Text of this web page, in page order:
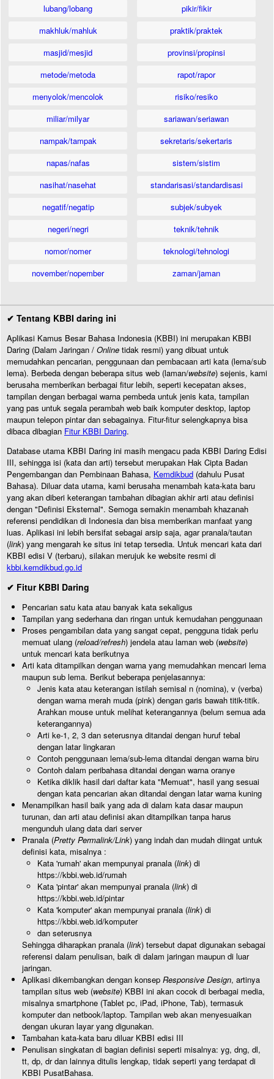
lubang/lobang
makhluk/mahluk
masjid/mesjid
metode/metoda
menyolok/mencolok
miliar/milyar
nampak/tampak
napas/nafas
nasihat/nasehat
negatif/negatip
negeri/negri
nomor/nomer
november/nopember
pikir/fikir
praktik/praktek
provinsi/propinsi
rapot/rapor
risiko/resiko
sariawan/seriawan
sekretaris/sekertaris
sistem/sistim
standarisasi/standardisasi
subjek/subyek
teknik/tehnik
teknologi/tehnologi
zaman/jaman
✔ Tentang KBBI daring ini
Aplikasi Kamus Besar Bahasa Indonesia (KBBI) ini merupakan KBBI
Daring (Dalam Jaringan / Online tidak resmi) yang dibuat untuk
memudahkan pencarian, penggunaan dan pembacaan arti kata (lema/sub
lema). Berbeda dengan beberapa situs web (laman/website) sejenis, kami
berusaha memberikan berbagai fitur lebih, seperti kecepatan akses,
tampilan dengan berbagai warna pembeda untuk jenis kata, tampilan
yang pas untuk segala perambah web baik komputer desktop, laptop
maupun telepon pintar dan sebagainya. Fitur-fitur selengkapnya bisa
dibaca dibagian Fitur KBBI Daring.
Database utama KBBI Daring ini masih mengacu pada KBBI Daring Edisi
III, sehingga isi (kata dan arti) tersebut merupakan Hak Cipta Badan
Pengembangan dan Pembinaan Bahasa, Kemdikbud (dahulu Pusat
Bahasa). Diluar data utama, kami berusaha menambah kata-kata baru
yang akan diberi keterangan tambahan dibagian akhir arti atau definisi
dengan "Definisi Eksternal". Semoga semakin menambah khazanah
referensi pendidikan di Indonesia dan bisa memberikan manfaat yang
luas. Aplikasi ini lebih bersifat sebagai arsip saja, agar pranala/tautan
(link) yang mengarah ke situs ini tetap tersedia. Untuk mencari kata dari
KBBI edisi V (terbaru), silakan merujuk ke website resmi di
kbbi.kemdikbud.go.id
✔ Fitur KBBI Daring
Pencarian satu kata atau banyak kata sekaligus
Tampilan yang sederhana dan ringan untuk kemudahan penggunaan
Proses pengambilan data yang sangat cepat, pengguna tidak perlu
memuat ulang (reload/refresh) jendela atau laman web (website)
untuk mencari kata berikutnya
Arti kata ditampilkan dengan warna yang memudahkan mencari lema
maupun sub lema. Berikut beberapa penjelasannya:
Jenis kata atau keterangan istilah semisal n (nomina), v (verba)
dengan warna merah muda (pink) dengan garis bawah titik-titik.
Arahkan mouse untuk melihat keterangannya (belum semua ada
keterangannya)
Arti ke-1, 2, 3 dan seterusnya ditandai dengan huruf tebal
dengan latar lingkaran
Contoh penggunaan lema/sub-lema ditandai dengan warna biru
Contoh dalam peribahasa ditandai dengan warna oranye
Ketika diklik hasil dari daftar kata "Memuat", hasil yang sesuai
dengan kata pencarian akan ditandai dengan latar warna kuning
Menampilkan hasil baik yang ada di dalam kata dasar maupun
turunan, dan arti atau definisi akan ditampilkan tanpa harus
mengunduh ulang data dari server
Pranala (Pretty Permalink/Link) yang indah dan mudah diingat untuk
definisi kata, misalnya :
Kata 'rumah' akan mempunyai pranala (link) di
https://kbbi.web.id/rumah
Kata 'pintar' akan mempunyai pranala (link) di
https://kbbi.web.id/pintar
Kata 'komputer' akan mempunyai pranala (link) di
https://kbbi.web.id/komputer
dan seterusnya
Sehingga diharapkan pranala (link) tersebut dapat digunakan sebagai
referensi dalam penulisan, baik di dalam jaringan maupun di luar
jaringan.
Aplikasi dikembangkan dengan konsep Responsive Design, artinya
tampilan situs web (website) KBBI ini akan cocok di berbagai media,
misalnya smartphone (Tablet pc, iPad, iPhone, Tab), termasuk
komputer dan netbook/laptop. Tampilan web akan menyesuaikan
dengan ukuran layar yang digunakan.
Tambahan kata-kata baru diluar KBBI edisi III
Penulisan singkatan di bagian definisi seperti misalnya: yg, dng, dl,
tt, dp, dr dan lainnya ditulis lengkap, tidak seperti yang terdapat di
KBBI PusatBahasa.